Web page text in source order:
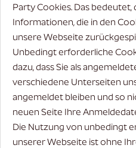
Party Cookies. Das bedeutet,
Informationen, die in den
unsere Webseite
Unbedingt erforderliche
dazu, dass Sie als
verschiedene Unterseiten
angemeldet bleiben und so
neuen Seite Ihre
Die Nutzung von unbedingt
unserer Webseite ist ohne